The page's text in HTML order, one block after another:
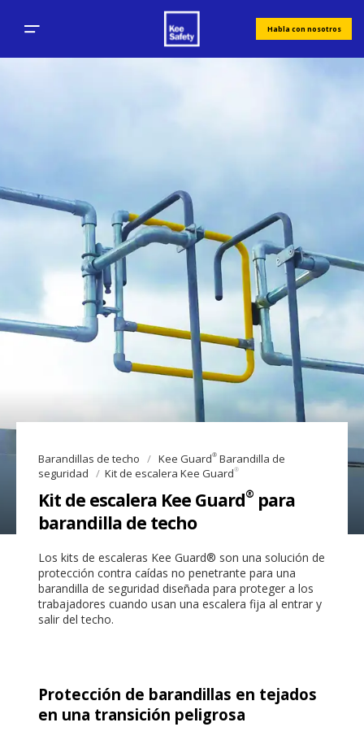
Habla con nosotros
Barandillas de techo Kee Guard® Barandilla de
seguridad
Kit de escalera Kee Guard®
Kit de escalera Kee Guard®para
barandilla de techo
Los kits de escaleras Kee Guard® son una solución de
protección contra caídas no penetrante para una
barandilla de seguridad diseñada para proteger a los
trabajadores cuando usan una escalera fija al entrar y
salir del techo.
Protección de barandillas en tejados
en una transición peligrosa